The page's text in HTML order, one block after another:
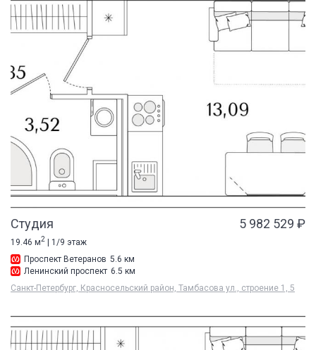
Студия 5 982 529 ₽
19.46 м2 | 1/9 этаж
Проспект Ветеранов 5.6 км
Ленинский проспект 6.5 км
Санкт-Петербург, Красносельский район, Тамбасова ул., строение 1, 5